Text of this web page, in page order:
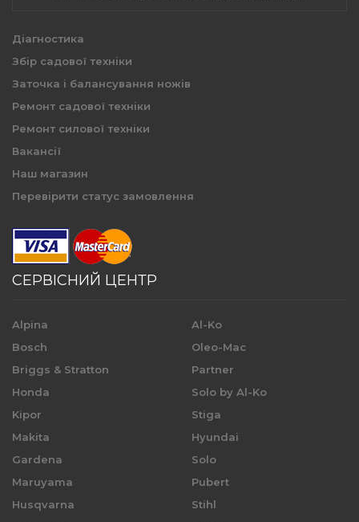
Діагностика
Збір садової техніки
Заточка і балансування ножів
Ремонт садової техніки
Ремонт силової техніки
Вакансії
Наш магазин
Перевірити статус замовлення
СЕРВІСНИЙ ЦЕНТР
Alpina
Bosch
Briggs & Stratton
Honda
Kipor
Makita
Gardena
Maruyama
Husqvarna
Al-Ko
Oleo-Mac
Partner
Solo by Al-Ko
Stiga
Hyundai
Solo
Pubert
Stihl